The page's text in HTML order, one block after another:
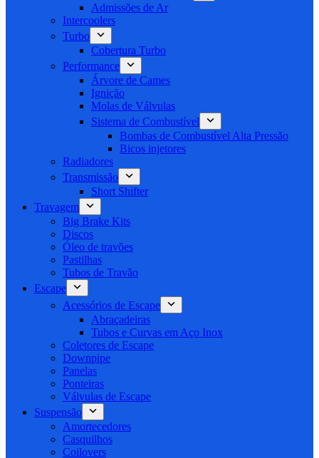
Admissões de Ar
Intercoolers
Turbo
Cobertura Turbo
Performance
Árvore de Cames
Ignição
Molas de Válvulas
Sistema de Combustível
Bombas de Combustível Alta Pressão
Bicos injetores
Radiadores
Transmissão
Short Shifter
Travagem
Big Brake Kits
Discos
Óleo de travões
Pastilhas
Tubos de Travão
Escape
Acessórios de Escape
Abraçadeiras
Tubos e Curvas em Aço Inox
Coletores de Escape
Downpipe
Panelas
Ponteiras
Válvulas de Escape
Suspensão
Amortecedores
Casquilhos
Coilovers